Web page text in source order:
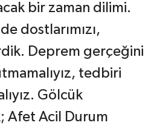
bir zaman dilimi.
dostlarımızı,
Deprem gerçeğini
tedbiri
Gölcük
Afet Acil Durum